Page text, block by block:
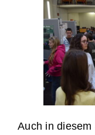
Auch in